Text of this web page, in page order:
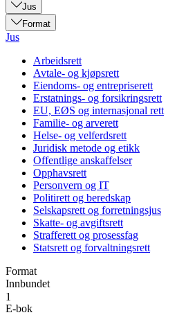
Jus
Format
Jus
Arbeidsrett
Avtale- og kjøpsrett
Eiendoms- og entrepriserett
Erstatnings- og forsikringsrett
EU, EØS og internasjonal rett
Familie- og arverett
Helse- og velferdsrett
Juridisk metode og etikk
Offentlige anskaffelser
Opphavsrett
Personvern og IT
Politirett og beredskap
Selskapsrett og forretningsjus
Skatte- og avgiftsrett
Strafferett og prosessfag
Statsrett og forvaltningsrett
Format
Innbundet
1
E-bok